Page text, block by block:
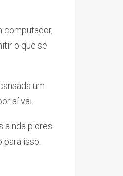
computador,
o que se
um
aí vai.
piores.
isso.